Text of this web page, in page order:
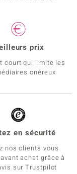
prix
court qui limite les
onéreux
en sécurité
nos clients vous
achat grâce à
sur Trustpilot